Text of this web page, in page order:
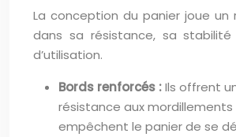
La conception du panier joue un
dans sa résistance, sa
d’utilisation.
Bords renforcés :Ils offrent
résistance aux
empêchent le panier de se